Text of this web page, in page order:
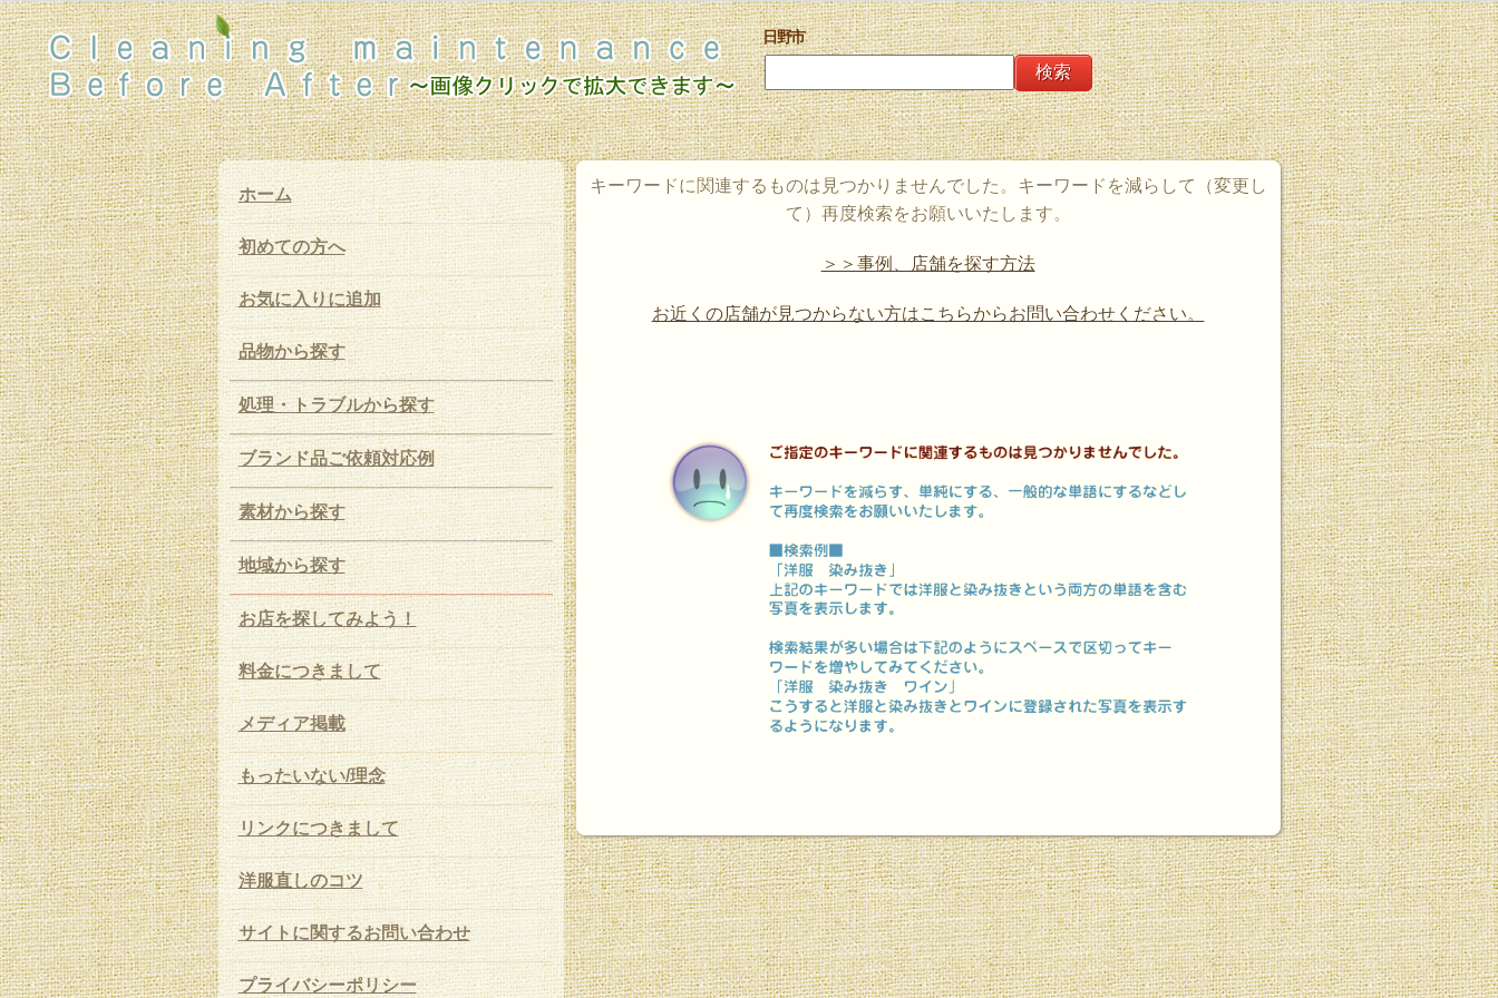
日野市
ホーム
初めての方へ
お気に入りに追加
品物から探す
処理・トラブルから探す
ブランド品ご依頼対応例
素材から探す
地域から探す
お店を探してみよう！
料金につきまして
メディア掲載
もったいない/理念
リンクにつきまして
洋服直しのコツ
サイトに関するお問い合わせ
プライバシーポリシー
キーワードに関連するものは見つかりませんでした。キーワードを減らして（変更し
て）再度検索をお願いいたします。
＞＞事例、店舗を探す方法
お近くの店舗が見つからない方はこちらからお問い合わせください。